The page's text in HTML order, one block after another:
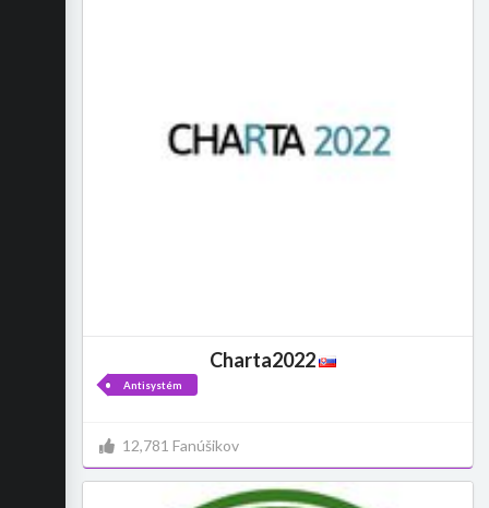
Charta2022
Antisystém
12,781 Fanúšikov